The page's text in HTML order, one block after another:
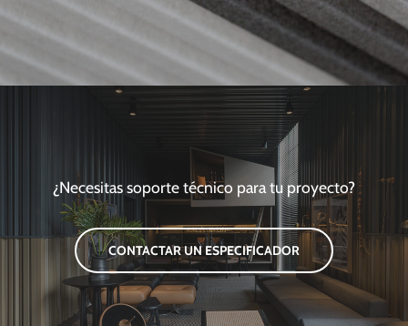
¿Necesitas soporte técnico para tu proyecto?
CONTACTAR UN ESPECIFICADOR